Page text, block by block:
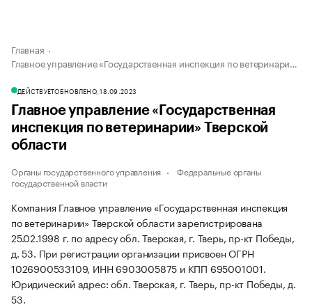
Главная
Главное управление «Государственная инспекция по ветеринарии» Тверской области
ДЕЙСТВУЕТОБНОВЛЕНО, 18.09.2023
Главное управление «Государственная
инспекция по ветеринарии» Тверской
области
Органы государственного управления
Федеральные органы
государственной власти
Компания Главное управление «Государственная инспекция
по ветеринарии» Тверской области зарегистрирована
25.02.1998 г. по адресу обл. Тверская, г. Тверь, пр-кт Победы,
д. 53. При регистрации организации присвоен ОГРН
1026900533109, ИНН 6903005875 и КПП 695001001.
Юридический адрес: обл. Тверская, г. Тверь, пр-кт Победы, д.
53.